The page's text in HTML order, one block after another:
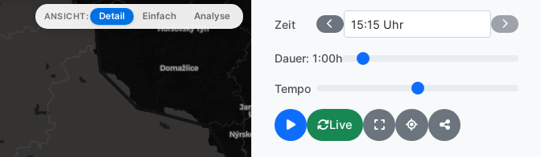
ANSICHT: Detail Einfach
Analyse
Zeit
Dauer: 1:00h
Tempo
Live